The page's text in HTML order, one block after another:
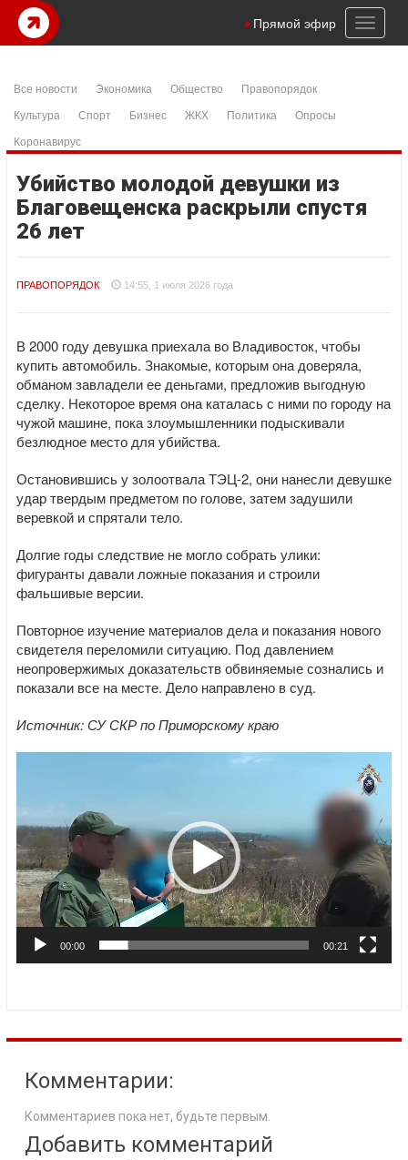
Toggle
Прямой эфир
Все новости Экономика Общество
Правопорядок
Культура
Спорт Бизнес ЖКХ Политика
Опросы
Коронавирус
Убийство молодой девушки из
Благовещенска раскрыли спустя
26 лет
ПРАВОПОРЯДОК 14:55, 1 июля 2026 года
В 2000 году девушка приехала во Владивосток, чтобы
купить автомобиль. Знакомые, которым она доверяла,
обманом завладели ее деньгами, предложив выгодную
сделку. Некоторое время она каталась с ними по городу на
чужой машине, пока злоумышленники подыскивали
безлюдное место для убийства.
Остановившись у золоотвала ТЭЦ-2, они нанесли девушке
удар твердым предметом по голове, затем задушили
веревкой и спрятали тело.
Долгие годы следствие не могло собрать улики:
фигуранты давали ложные показания и строили
фальшивые версии.
Повторное изучение материалов дела и показания нового
свидетеля переломили ситуацию. Под давлением
неопровержимых доказательств обвиняемые сознались и
показали все на месте. Дело направлено в суд.
Источник: СУ СКР по Приморскому краю
00:00 00:21
Комментарии:
Комментариев пока нет, будьте первым.
Добавить комментарий